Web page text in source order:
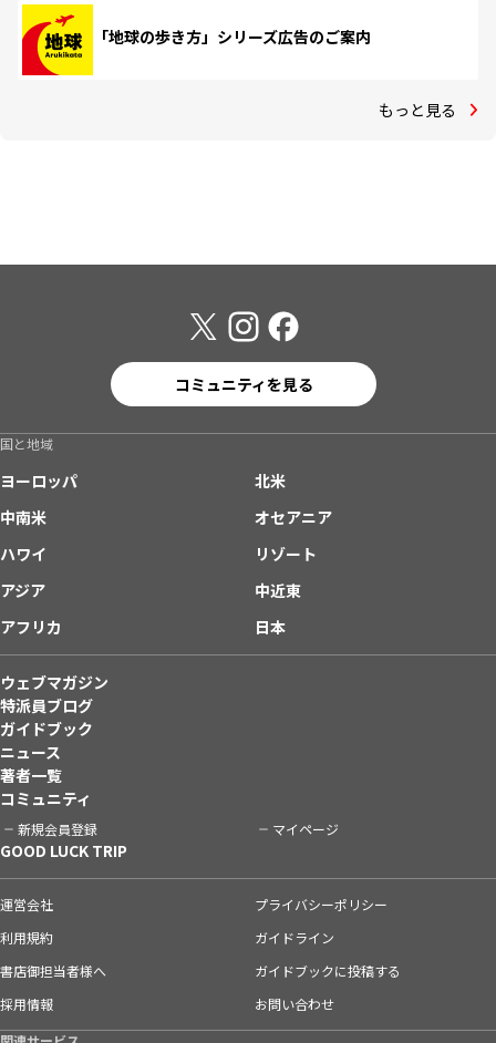
「地球の歩き方」シリーズ広告のご案内
もっと見る
コミュニティを見る
国と地域
ヨーロッパ
北米
中南米
オセアニア
ハワイ
リゾート
アジア
中近東
アフリカ
日本
ウェブマガジン
特派員ブログ
ガイドブック
ニュース
著者一覧
コミュニティ
新規会員登録 マイページ
GOOD LUCK TRIP
運営会社
プライバシーポリシー
利用規約
ガイドライン
書店御担当者様へ
ガイドブックに投稿する
採用情報
お問い合わせ